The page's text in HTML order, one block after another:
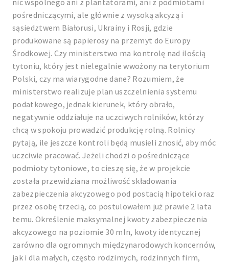
nic wspólnego ani z plantatorami, ani z podmiotami
pośredniczącymi, ale głównie z wysoką akcyzą i
sąsiedztwem Białorusi, Ukrainy i Rosji, gdzie
produkowane są papierosy na przemyt do Europy
Środkowej. Czy ministerstwo ma kontrolę nad ilością
tytoniu, który jest nielegalnie wwożony na terytorium
Polski, czy ma wiarygodne dane? Rozumiem, że
ministerstwo realizuje plan uszczelnienia systemu
podatkowego, jednak kierunek, który obrało,
negatywnie oddziałuje na uczciwych rolników, którzy
chcą w spokoju prowadzić produkcję rolną. Rolnicy
pytają, ile jeszcze kontroli będą musieli znosić, aby móc
uczciwie pracować. Jeżeli chodzi o pośredniczące
podmioty tytoniowe, to cieszę się, że w projekcie
została przewidziana możliwość składowania
zabezpieczenia akcyzowego pod postacią hipoteki oraz
przez osobę trzecią, co postulowałem już prawie 2 lata
temu. Określenie maksymalnej kwoty zabezpieczenia
akcyzowego na poziomie 30 mln, kwoty identycznej
zarówno dla ogromnych międzynarodowych koncernów,
jak i dla małych, często rodzimych, rodzinnych firm,